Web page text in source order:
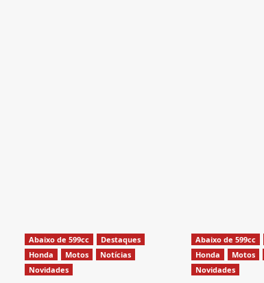
Abaixo de 599cc
Destaques
Honda
Motos
Notícias
Novidades
Abaixo de 599cc
Honda
Motos
Novidades